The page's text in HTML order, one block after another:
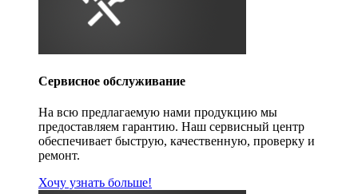
Сервисное обслуживание
На всю предлагаемую нами продукцию мы
предоставляем гарантию. Наш сервисный центр
обеспечивает быструю, качественную, проверку и
ремонт.
Хочу узнать больше!